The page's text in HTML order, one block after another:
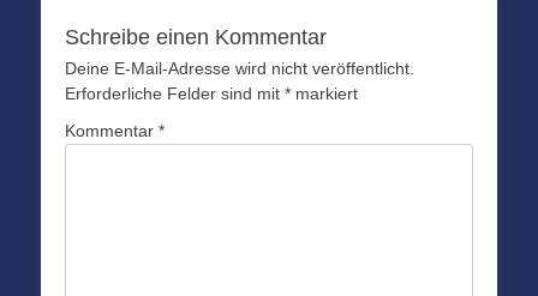
Schreibe einen Kommentar
Deine E-Mail-Adresse wird nicht veröffentlicht.
Erforderliche Felder sind mit * markiert
Kommentar *